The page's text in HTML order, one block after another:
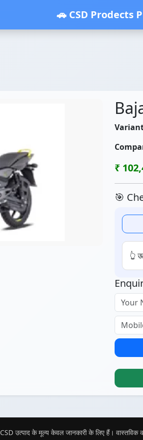
🚗 CSD Prodects
₹
🎯
👆
CSD उत्पाद के मूल्य केवल जानकारी के लिए हैं।